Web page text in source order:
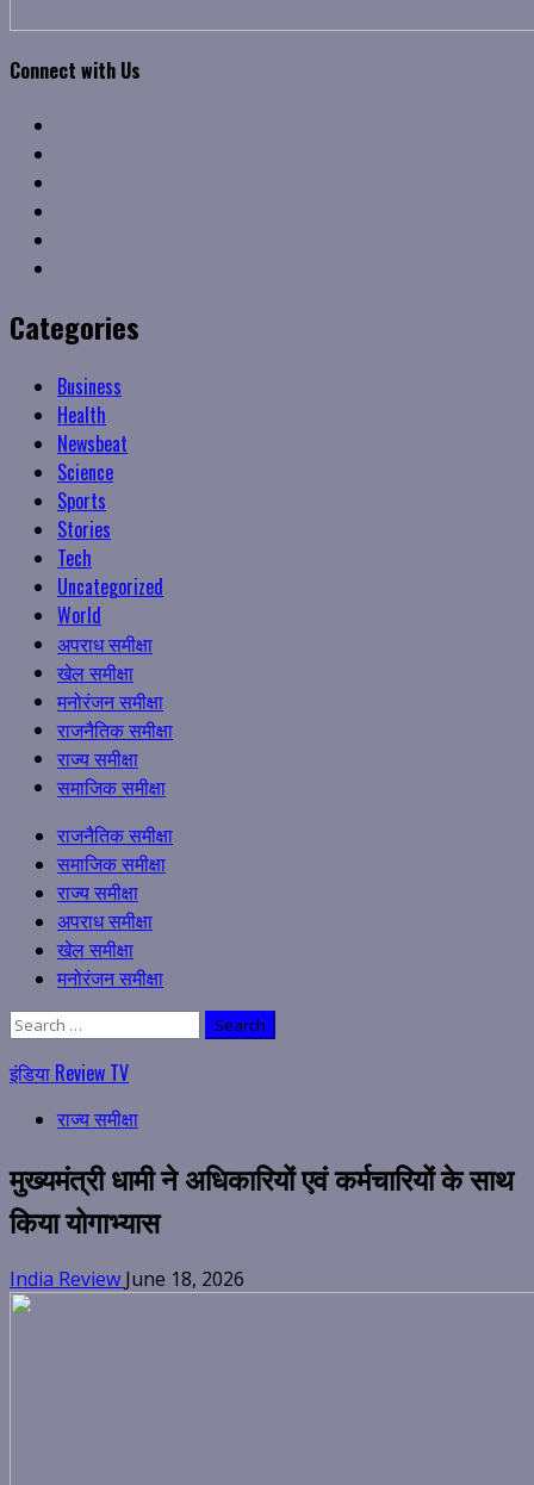
Connect with Us
Categories
Business
Health
Newsbeat
Science
Sports
Stories
Tech
Uncategorized
World
अपराध समीक्षा
खेल समीक्षा
मनोरंजन समीक्षा
राजनैतिक समीक्षा
राज्य समीक्षा
समाजिक समीक्षा
Primary
Menu
राजनैतिक समीक्षा
समाजिक समीक्षा
राज्य समीक्षा
अपराध समीक्षा
खेल समीक्षा
मनोरंजन समीक्षा
Search
इंडिया Review TV
राज्य समीक्षा
मुख्यमंत्री धामी ने अधिकारियों एवं कर्मचारियों के साथ
किया योगाभ्यास
India Review June 18, 2026